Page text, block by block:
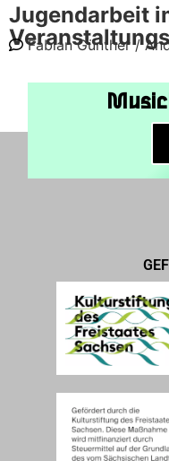
Jugendarbeit
Fabian Günther /